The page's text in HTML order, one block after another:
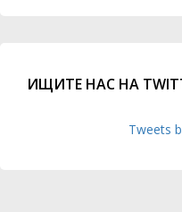
ИЩИТЕ НАС НА
Tweets